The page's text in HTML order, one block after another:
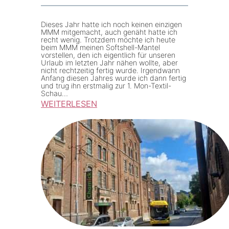
Dieses Jahr hatte ich noch keinen einzigen
MMM mitgemacht, auch genäht hatte ich
recht wenig. Trotzdem möchte ich heute
beim MMM meinen Softshell-Mantel
vorstellen, den ich eigentlich für unseren
Urlaub im letzten Jahr nähen wollte, aber
nicht rechtzeitig fertig wurde. Irgendwann
Anfang diesen Jahres wurde ich dann fertig
und trug ihn erstmalig zur 1. Mon-Textil-
Schau…
WEITERLESEN
M
M
–
S
o